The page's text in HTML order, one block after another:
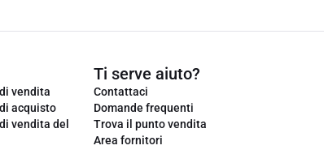
vendita
acquisto
vendita del
Ti serve aiuto?
Contattaci
Domande frequenti
Trova il punto vendita
Area fornitori